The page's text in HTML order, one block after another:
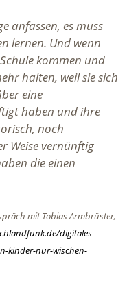
anfassen, es muss
lernen. Und wenn
kommen und
halten, weil sie sich
eine
haben und ihre
noch
Weise vernünftig
die einen
mit Tobias Armbrüster,
digitales-
kinder-nur-wischen-